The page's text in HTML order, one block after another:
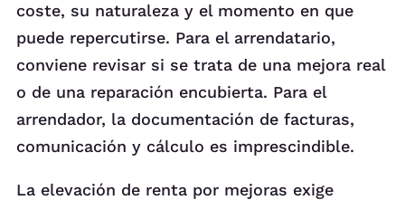
coste, su naturaleza y el momento en que
puede repercutirse. Para el arrendatario,
conviene revisar si se trata de una mejora real
o de una reparación encubierta. Para el
arrendador, la documentación de facturas,
comunicación y cálculo es imprescindible.
La elevación de renta por mejoras exige